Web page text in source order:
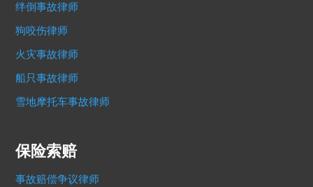
绊倒事故律师
狗咬伤律师
火灾事故律师
船只事故律师
雪地摩托车事故律师
保险索赔
事故赔偿争议律师